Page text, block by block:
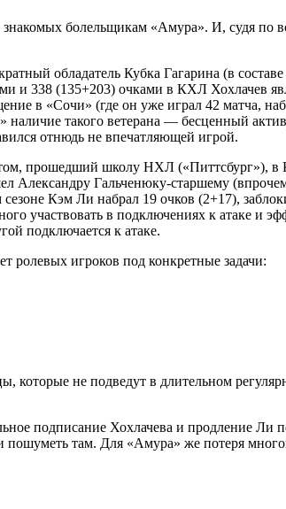
болельщикам «Амура». И, судя по
обладатель Кубка Гагарина (в
и 338 (135+203) очками в КХЛ Хохлачев
в «Сочи» (где он уже играл 42 матча,
такого ветерана — бесценный
отнюдь не впечатляющей игрой.
прошедший школу НХЛ
Гальченюку-старшему
Кэм Ли набрал 19 очков (2+17),
участвовать в подключениях к атаке и
подключается к атаке.
ролевых игроков под конкретные задачи:
не подведут в длительном
подписание Хохлачева и продление
там. Для «Амура» же потеря